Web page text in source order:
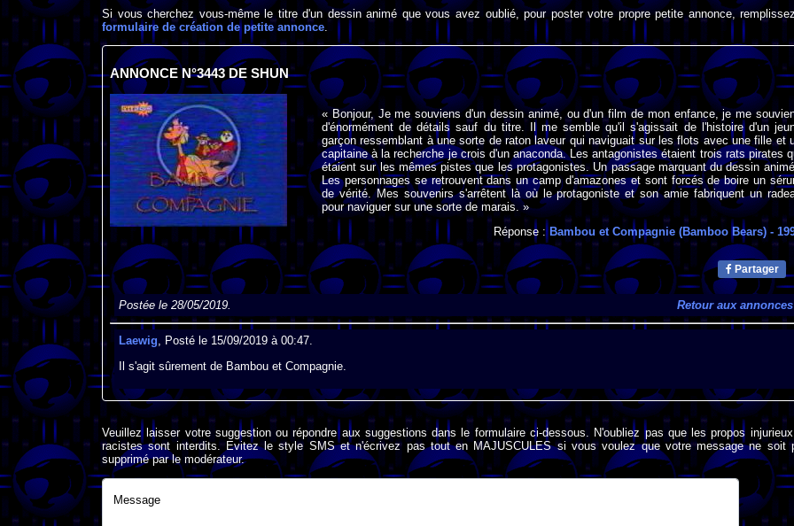
Si vous cherchez vous-même le titre d'un dessin animé que vous avez oublié, pour poster votre propre petite annonce,
formulaire de création de petite annonce.
ANNONCE N°3443 DE SHUN
« Bonjour, Je me souviens d'un dessin animé, ou d'un film de mon enfance, je me
d'énormément de détails sauf du titre. Il me semble qu'il s'agissait de l'histoire d'un
garçon ressemblant à une sorte de raton laveur qui naviguait sur les flots avec une fille et
capitaine à la recherche je crois d'un anaconda. Les antagonistes étaient trois rats pirates
étaient sur les mêmes pistes que les protagonistes. Un passage marquant du dessin
Les personnages se retrouvent dans un camp d'amazones et sont forcés de boire un
de vérité. Mes souvenirs s'arrêtent là où le protagoniste et son amie fabriquent un
pour naviguer sur une sorte de marais. »
Réponse : Bambou et Compagnie (Bamboo Bears) -
Partager
Postée le 28/05/2019. Retour aux annonces
Laewig, Posté le 15/09/2019 à 00:47.
Il s'agit sûrement de Bambou et Compagnie.
Veuillez laisser votre suggestion ou répondre aux suggestions dans le formulaire ci-dessous. N'oubliez pas que les propos
racistes sont interdits. Evitez le style SMS et n'écrivez pas tout en MAJUSCULES si vous voulez que votre message ne soit
supprimé par le modérateur.
Message